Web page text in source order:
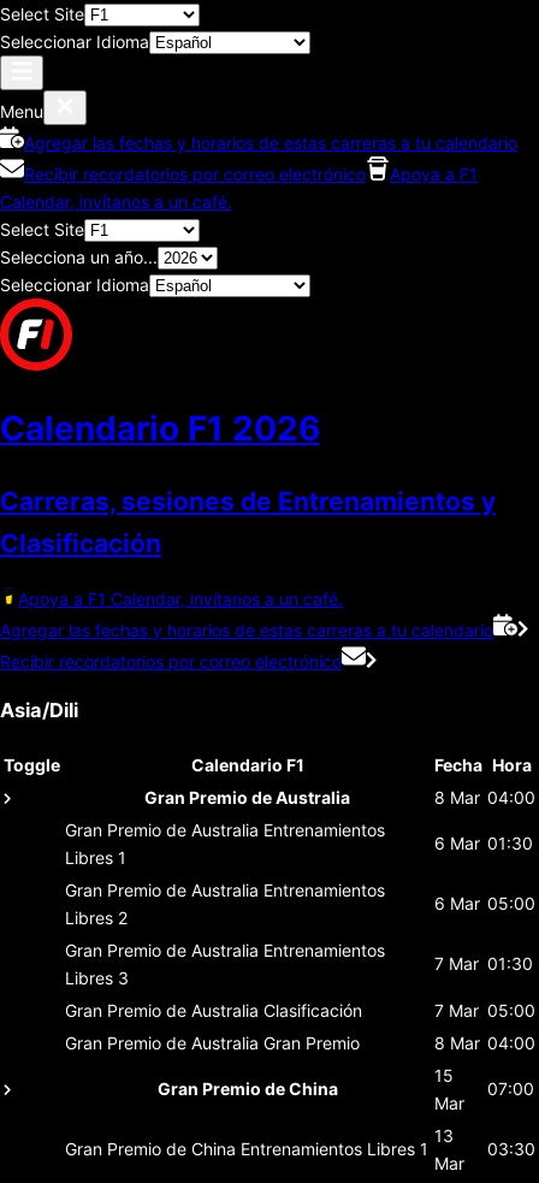
Select Site
Seleccionar Idioma
Menu
Agregar las fechas y horarios de estas carreras a tu calendario
Recibir recordatorios por correo electrónico
Apoya a F1
Calendar, invítanos a un café.
Select Site
Selecciona un año...
Seleccionar Idioma
Calendario F1 2026
Carreras, sesiones de Entrenamientos y
Clasificación
Apoya a F1 Calendar, invítanos a un café.
Agregar las fechas y horarios de estas carreras a tu calendario
Recibir recordatorios por correo electrónico
Asia/Dili
Toggle Calendario F1 Fecha Hora
Gran Premio de Australia
8 Mar 04:00
Gran Premio de Australia Entrenamientos
Libres 1
6 Mar 01:30
Gran Premio de Australia Entrenamientos
Libres 2
6 Mar 05:00
Gran Premio de Australia Entrenamientos
Libres 3
7 Mar 01:30
Gran Premio de Australia Clasificación 7 Mar 05:00
Gran Premio de Australia Gran Premio 8 Mar 04:00
Gran Premio de China
15
Mar
07:00
Gran Premio de China Entrenamientos Libres 1
13
Mar
03:30